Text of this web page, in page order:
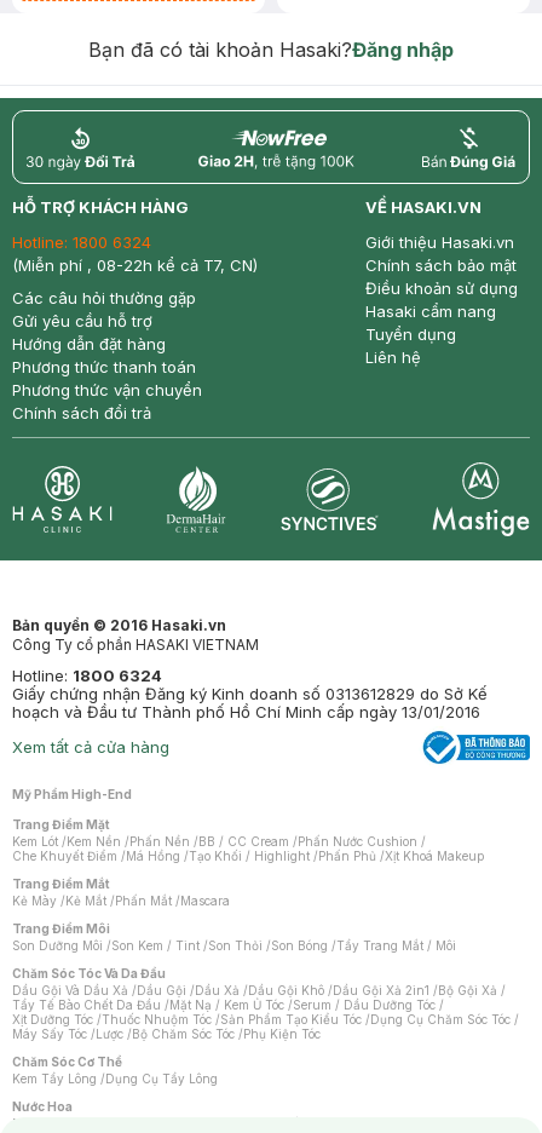
Bạn đã có tài khoản Hasaki?Đăng nhập
return nowfree price
HỖ TRỢ KHÁCH HÀNG
Hotline: 1800 6324
(Miễn phí , 08-22h kể cả T7, CN)
Các câu hỏi thường gặp
Gửi yêu cầu hỗ trợ
Hướng dẫn đặt hàng
Phương thức thanh toán
Phương thức vận chuyển
Chính sách đổi trả
VỀ HASAKI.VN
Giới thiệu Hasaki.vn
Chính sách bảo mật
Điều khoản sử dụng
Hasaki cẩm nang
Tuyển dụng
Liên hệ
Bản quyền © 2016 Hasaki.vn
Công Ty cổ phần HASAKI VIETNAM
Hotline: 1800 6324
Giấy chứng nhận Đăng ký Kinh doanh số 0313612829 do Sở Kế
hoạch và Đầu tư Thành phố Hồ Chí Minh cấp ngày 13/01/2016
Xem tất cả cửa hàng
Mỹ Phẩm High-End
Trang Điểm Mặt
Kem Lót /Kem Nền /Phấn Nền /BB / CC Cream /Phấn Nước Cushion /
Che Khuyết Điểm /Má Hồng /Tạo Khối / Highlight /Phấn Phủ /Xịt Khoá Makeup
Trang Điểm Mắt
Kẻ Mày /Kẻ Mắt /Phấn Mắt /Mascara
Trang Điểm Môi
Son Dưỡng Môi /Son Kem / Tint /Son Thỏi /Son Bóng /Tẩy Trang Mắt / Môi
Chăm Sóc Tóc Và Da Đầu
Dầu Gội Và Dầu Xả /Dầu Gội /Dầu Xả /Dầu Gội Khô /Dầu Gội Xả 2in1 /Bộ Gội Xả /
Tẩy Tế Bào Chết Da Đầu /Mặt Nạ / Kem Ủ Tóc /Serum / Dầu Dưỡng Tóc /
Xịt Dưỡng Tóc /Thuốc Nhuộm Tóc /Sản Phẩm Tạo Kiểu Tóc /Dụng Cụ Chăm Sóc Tóc /
Máy Sấy Tóc /Lược /Bộ Chăm Sóc Tóc /Phụ Kiện Tóc
Chăm Sóc Cơ Thể
Kem Tẩy Lông /Dụng Cụ Tẩy Lông
Nước Hoa
Nước Hoa Nữ